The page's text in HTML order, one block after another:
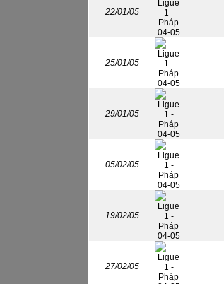
22/01/05
25/01/05
29/01/05
05/02/05
19/02/05
27/02/05